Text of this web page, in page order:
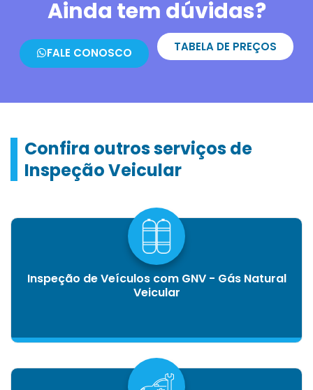
Ainda tem dúvidas?
FALE CONOSCO TABELA DE PREÇOS
Confira outros serviços de
Inspeção Veicular
Inspeção de Veículos com GNV - Gás Natural
Veicular